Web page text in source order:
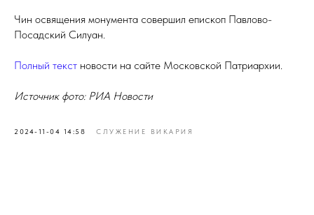
Чин освящения монумента совершил епископ Павлово-
Посадский Силуан.
Полный текст новости на сайте Московской Патриархии.
Источник фото: РИА Новости
2024-11-04 14:58 СЛУЖЕНИЕ ВИКАРИЯ